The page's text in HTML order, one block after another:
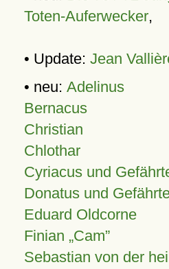
Toten-Auferwecker,
• Update: Jean
• neu: Adelinus
Bernacus
Christian
Chlothar
Cyriacus und
Donatus und
Eduard Oldcorne
Finian Cam
Sebastian von der